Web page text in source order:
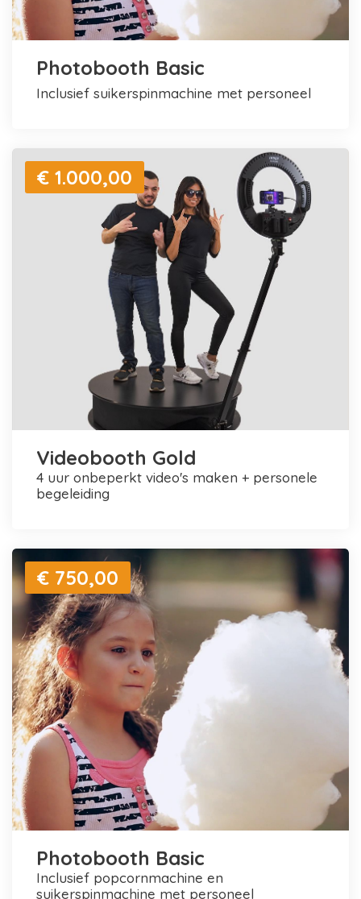
Photobooth Basic
inclusief suikerspinmachine met personeel
€ 1.000,00
Videobooth Gold
4 uur onbeperkt video's maken + personele
begeleiding
€ 750,00
Photobooth Basic
inclusief popcornmachine en
suikerspinmachine met personeel